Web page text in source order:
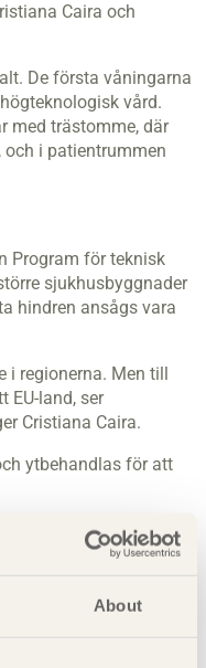
About
Caira och
De första våningarna
vård.
med trästomme, där
i patientrummen
Program för teknisk
sjukhusbyggnader
hindren ansågs vara
i regionerna. Men till
EU-land, ser
Cristiana Caira.
ytbehandlas för att
ska trä vara
det ska alltid utredas
det här projektet,